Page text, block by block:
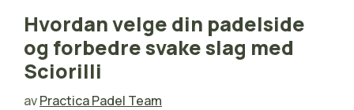
Hvordan velge din padelside
og forbedre svake slag med
Sciorilli
avPractica Padel Team